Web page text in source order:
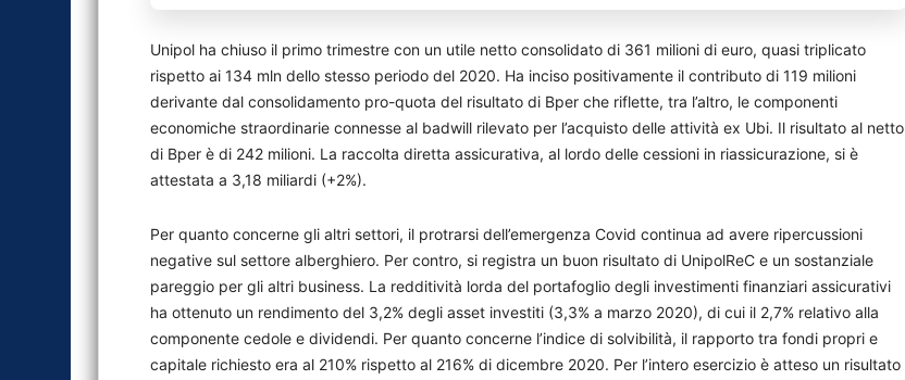
Unipol ha chiuso il primo trimestre con un utile netto consolidato di 361 milioni di euro, quasi triplicato
rispetto ai 134 mln dello stesso periodo del 2020. Ha inciso positivamente il contributo di 119 milioni
derivante dal consolidamento pro-quota del risultato di Bper che riflette, tra l’altro, le componenti
economiche straordinarie connesse al badwill rilevato per l’acquisto delle attività ex Ubi. Il risultato al netto
di Bper è di 242 milioni. La raccolta diretta assicurativa, al lordo delle cessioni in riassicurazione, si è
attestata a 3,18 miliardi (+2%).
Per quanto concerne gli altri settori, il protrarsi dell’emergenza Covid continua ad avere ripercussioni
negative sul settore alberghiero. Per contro, si registra un buon risultato di UnipolReC e un sostanziale
pareggio per gli altri business. La redditività lorda del portafoglio degli investimenti finanziari assicurativi
ha ottenuto un rendimento del 3,2% degli asset investiti (3,3% a marzo 2020), di cui il 2,7% relativo alla
componente cedole e dividendi. Per quanto concerne l’indice di solvibilità, il rapporto tra fondi propri e
capitale richiesto era al 210% rispetto al 216% di dicembre 2020. Per l’intero esercizio è atteso un risultato